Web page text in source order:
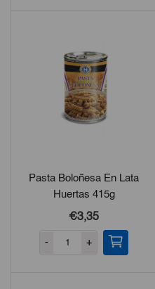
Pasta Boloñesa En Lata
Huertas 415g
€3,35
- +